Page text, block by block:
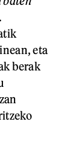
eta
berak